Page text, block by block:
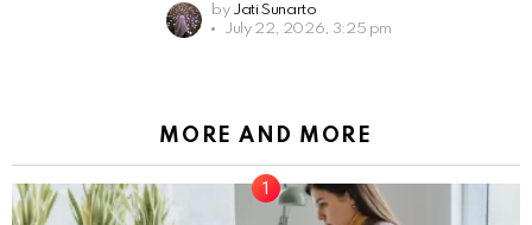
by Jati Sunarto
July 22, 2026, 3:25 pm
MORE AND MORE